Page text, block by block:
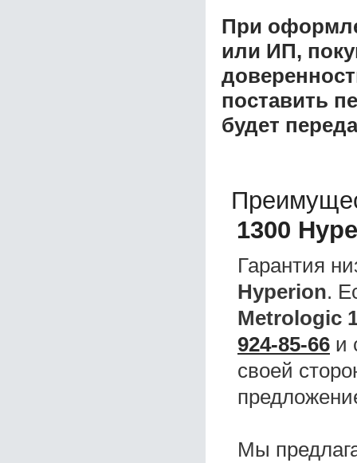
При
или ИП,
поставить
будет
1300
Гарантия
Hyperion.
Metrologic
924-85-66 и
своей
Мы